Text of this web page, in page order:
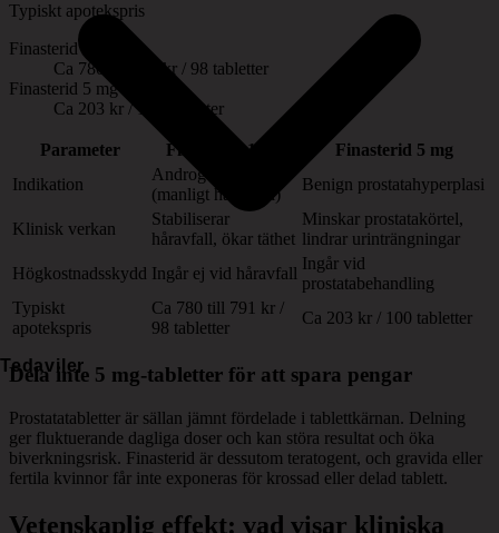
Tedaviler
Typiskt apotekspris
Finasterid 1 mg
Ca 780 till 791 kr / 98 tabletter
Finasterid 5 mg
Ca 203 kr / 100 tabletter
Parameter Finasterid 1 mg
Finasterid 5 mg
Indikation
Androgen alopeci
(manligt håravfall)
Benign prostatahyperplasi
Klinisk verkan
Stabiliserar
håravfall, ökar täthet
Minskar prostatakörtel,
lindrar urinträngningar
Högkostnadsskydd Ingår ej vid håravfall
Ingår vid
prostatabehandling
Typiskt
apotekspris
Ca 780 till 791 kr /
98 tabletter
Ca 203 kr / 100 tabletter
Dela inte 5 mg-tabletter för att spara pengar
Prostatatabletter är sällan jämnt fördelade i tablettkärnan. Delning
ger fluktuerande dagliga doser och kan störa resultat och öka
biverkningsrisk. Finasterid är dessutom teratogent, och gravida eller
fertila kvinnor får inte exponeras för krossad eller delad tablett.
Vetenskaplig effekt: vad visar kliniska